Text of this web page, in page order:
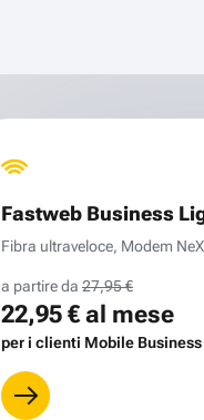
Fastweb Business
Fibra ultraveloce, Modem
a partire da 27,95 €
22,95 €al mese
per i clienti Mobile Business